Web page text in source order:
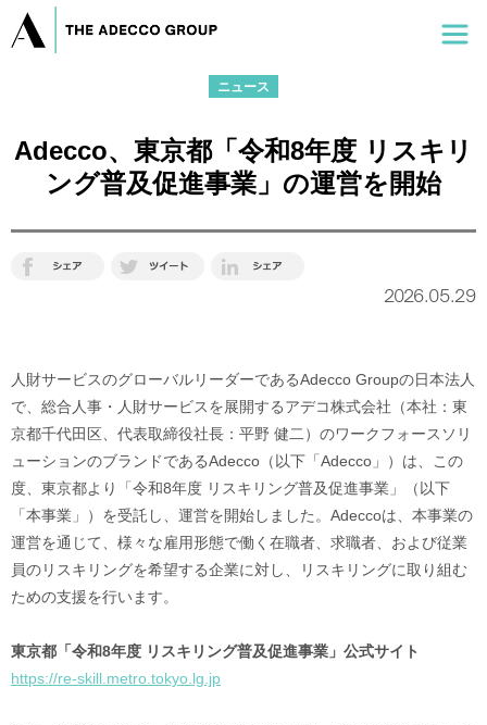
ニュース
Adecco、東京都「令和8年度 リスキリ
ング普及促進事業」の運営を開始
2026.05.29
人財サービスのグローバルリーダーであるAdecco Groupの日本法人
で、総合人事・人財サービスを展開するアデコ株式会社（本社：東
京都千代田区、代表取締役社長：平野 健二）のワークフォースソリ
ューションのブランドであるAdecco（以下「Adecco」）は、この
度、東京都より「令和8年度 リスキリング普及促進事業」（以下
「本事業」）を受託し、運営を開始しました。Adeccoは、本事業の
運営を通じて、様々な雇用形態で働く在職者、求職者、および従業
員のリスキリングを希望する企業に対し、リスキリングに取り組む
ための支援を行います。
東京都「令和8年度 リスキリング普及促進事業」公式サイト
https://re-skill.metro.tokyo.lg.jp